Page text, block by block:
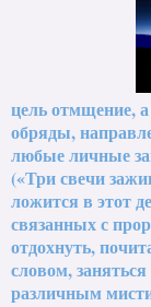
цель отмщение,
обряды,
любые личные
(«Три свечи
ложится в этот
связанных с
отдохнуть,
словом,
различным